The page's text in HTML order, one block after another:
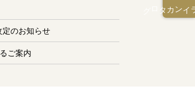
オンライン
定のお知らせ
ご案内